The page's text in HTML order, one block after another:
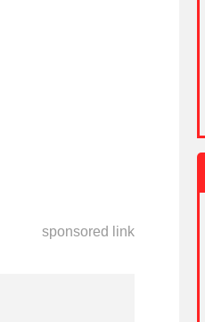
sponsored link